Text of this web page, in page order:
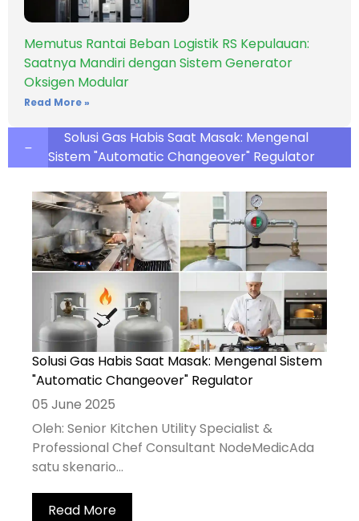
Memutus Rantai Beban Logistik RS Kepulauan:
Saatnya Mandiri dengan Sistem Generator
Oksigen Modular
Read More »
Solusi Gas Habis Saat Masak: Mengenal
Sistem "Automatic Changeover" Regulator
Solusi Gas Habis Saat Masak: Mengenal Sistem
"Automatic Changeover" Regulator
05 June 2025
Oleh: Senior Kitchen Utility Specialist &
Professional Chef Consultant NodeMedicAda
satu skenario...
Read More